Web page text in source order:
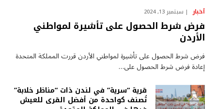
أخبار سبتمبر 13, 2024
فرض شرط الحصول على تأشيرة لمواطني
الأردن
فرض شرط الحصول على تأشيرة لمواطني الأردن قررت المملكة المتحدة
إعادة فرض شرط الحصول على…
قرية “سرية” في لندن ذات “مناظر خلابة”
تُصنف كواحدة من أفضل القرى للعيش